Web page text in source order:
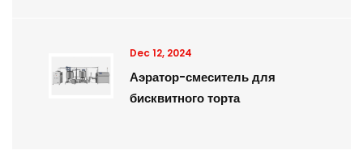
Dec 12, 2024
Аэратор-смеситель для
бисквитного торта